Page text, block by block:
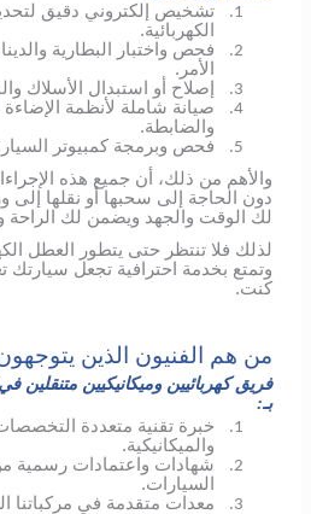
1.
تشخيص إلكتروني دقيق
الكهربائية.
2.
فحص واختبار البطارية
الأمر.
3. إصلاح أو استبدال الأسلاك
4.
صيانة شاملة لأنظمة الإضاءة
والضابطة.
5. فحص وبرمجة كمبيوتر
والأهم من ذلك، أن جميع هذه
دون الحاجة إلى سحبها أو نقلها إلى
لك الوقت والجهد ويضمن لك الراحة
لذلك فلا تنتظر حتى يتطور العطل
وتمتع بخدمة احترافية تجعل سيارتك
كنت.
من هم الفنيون الذين
فريق كهربائيين وميكانيكيين متنقلين
بـ:
1.
خبرة تقنية متعددة
والميكانيكية.
2.
شهادات واعتمادات رسمية
السيارات.
3.
معدات متقدمة في مركباتنا